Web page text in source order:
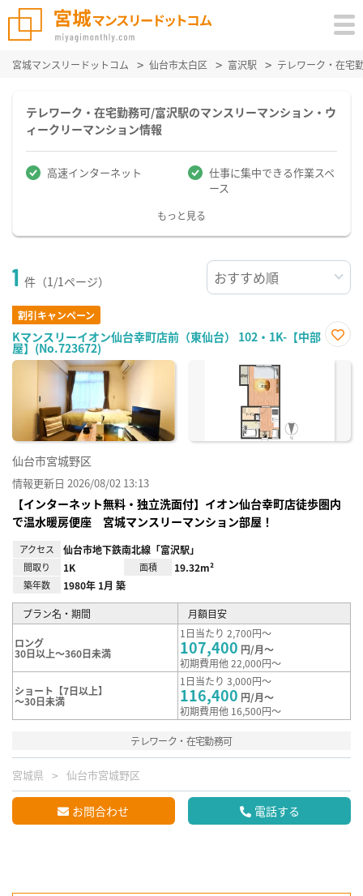
宮城マンスリードットコム 仙台市太白区 富沢駅 テレワーク・在宅
テレワーク・在宅勤務可/富沢駅のマンスリーマンション・ウ
ィークリーマンション情報
高速インターネット
仕事に集中できる作業スペ
ース
もっと見る
1 件（1/1ページ）
割引キャンペーン
Kマンスリーイオン仙台幸町店前（東仙台） 102・1K-【中部
屋】(No.723672)
に入
仙台市宮城野区
情報更新日 2026/08/02 13:13
【インターネット無料・独立洗面付】イオン仙台幸町店徒歩圏内
で温水暖房便座 宮城マンスリーマンション部屋！
アクセス 仙台市地下鉄南北線「富沢駅」
間取り 1K 面積 19.32m²
築年数 1980年 1月 築
プラン名・期間 月額目安
ロング
30日以上～360日未満
1日当たり 2,700円～
107,400 円/月～
初期費用他 22,000円～
ショート【7日以上】
～30日未満
1日当たり 3,000円～
116,400 円/月～
初期費用他 16,500円～
テレワーク・在宅勤務可
宮城県 仙台市宮城野区
お問合わせ 電話する